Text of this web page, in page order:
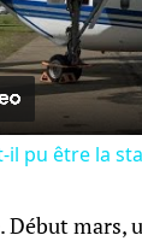
il pu être la
Début